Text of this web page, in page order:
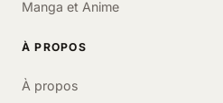
Manga et Anime
À PROPOS
À propos